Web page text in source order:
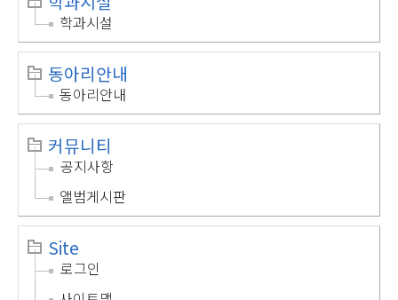
학과시설
동아리안내
동아리안내
커뮤니티
공지사항
앨범게시판
Site
로그인